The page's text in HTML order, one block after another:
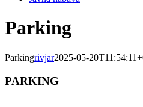
Parking
Parkingrivjar2025-05-
PARKING